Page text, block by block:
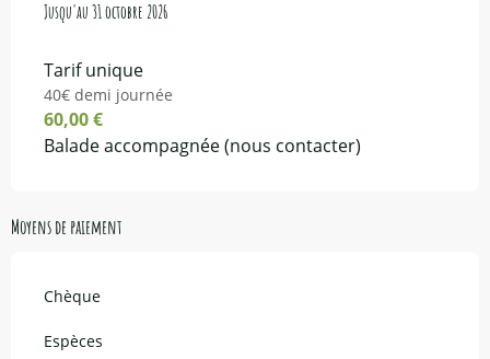
Du1 avril 2026au31 octobre 2026
Jusqu'au 31 octobre 2026
Tarif unique
40€ demi journée
60,00 €
Balade accompagnée (nous contacter)
Moyens de paiement
Chèque
Espèces